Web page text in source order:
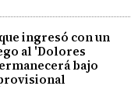
ingresó con un
al 'Dolores
bajo